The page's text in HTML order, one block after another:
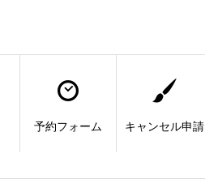
予約フォーム キャンセル申請